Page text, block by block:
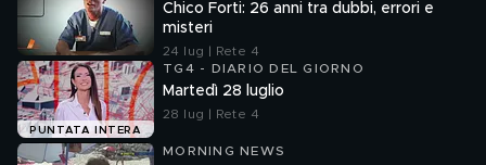
Chico Forti: 26 anni tra dubbi, errori e
misteri
24 lug | Rete 4
PUNTATA INTERA
TG4 - DIARIO DEL GIORNO
Martedì 28 luglio
28 lug | Rete 4
MORNING NEWS